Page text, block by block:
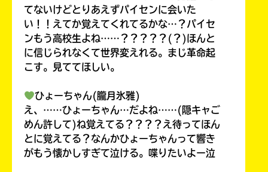
てないけどとりあえずパイセンに会いた
い！！えてか覚えてくれてるかな…？パイセ
ンもう高校生よね……？？？？？(？)ほんと
に信じられなくて世界変えれる。まじ革命起
こす。見ててほしい。
ひょーちゃん(朧月氷雅)
え、……ひょーちゃん…だよね……(隠キャご
めん許して)ね覚えてる？？？？え待ってほん
とに覚えてる？なんかひょーちゃんって響き
がもう懐かしすぎて泣ける。喋りたいよー泣